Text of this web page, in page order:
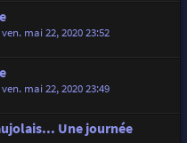
ven. mai 22, 2020 23:52
ven. mai 22, 2020 23:49
Une journée